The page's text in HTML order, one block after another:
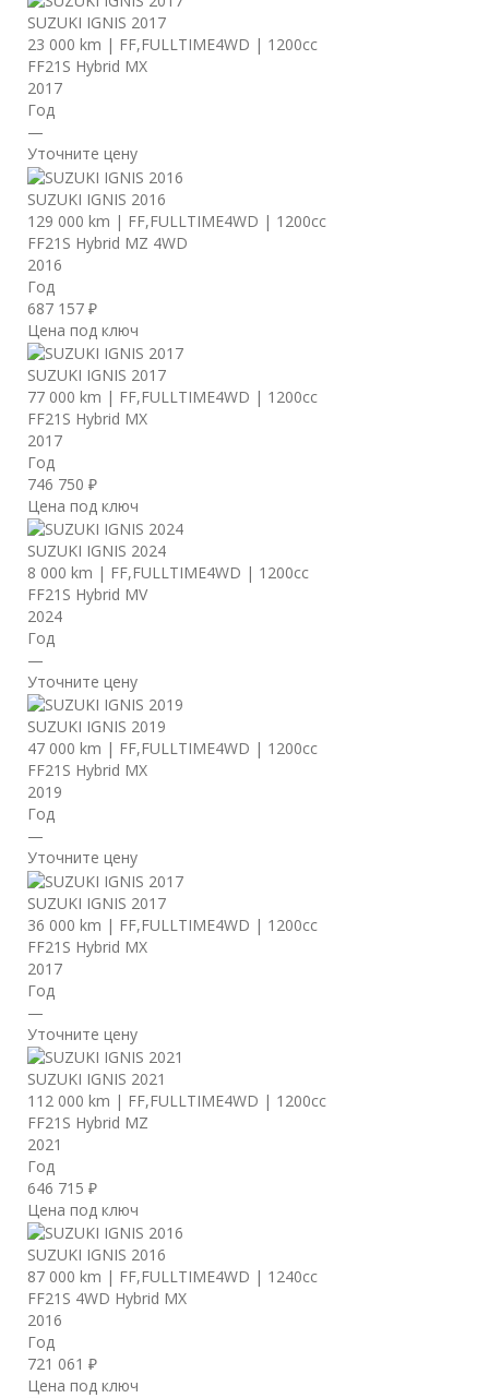
SUZUKI IGNIS 2017
23 000 km | FF,FULLTIME4WD | 1200cc
FF21S Hybrid MX
2017
Год
—
Уточните цену
SUZUKI IGNIS 2016
129 000 km | FF,FULLTIME4WD | 1200cc
FF21S Hybrid MZ 4WD
2016
Год
687 157 ₽
Цена под ключ
SUZUKI IGNIS 2017
77 000 km | FF,FULLTIME4WD | 1200cc
FF21S Hybrid MX
2017
Год
746 750 ₽
Цена под ключ
SUZUKI IGNIS 2024
8 000 km | FF,FULLTIME4WD | 1200cc
FF21S Hybrid MV
2024
Год
—
Уточните цену
SUZUKI IGNIS 2019
47 000 km | FF,FULLTIME4WD | 1200cc
FF21S Hybrid MX
2019
Год
—
Уточните цену
SUZUKI IGNIS 2017
36 000 km | FF,FULLTIME4WD | 1200cc
FF21S Hybrid MX
2017
Год
—
Уточните цену
SUZUKI IGNIS 2021
112 000 km | FF,FULLTIME4WD | 1200cc
FF21S Hybrid MZ
2021
Год
646 715 ₽
Цена под ключ
SUZUKI IGNIS 2016
87 000 km | FF,FULLTIME4WD | 1240cc
FF21S 4WD Hybrid MX
2016
Год
721 061 ₽
Цена под ключ